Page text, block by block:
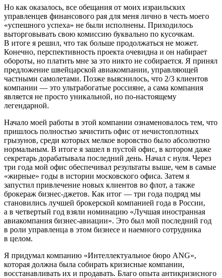
Но как оказалось, все обещания от моих израильских
управленцев финансового рая для меня лично в честь моего
«успешного успеха» не были исполнены. Приходилось
выторговывать свою комиссию буквально по кусочкам.
В итоге я решил, что так больше продолжаться не может.
Конечно, перспективность проекта очевидна и он набирает
обороты, но платить мне за это никто не собирается. Я принял
предложение швейцарской авиакомпании, управляющей
частными самолетами. Позже выяснилось, что 2/3 клиентов
компании — это ультрабогатые россияне, а сама компания
является не просто уникальной, но по-настоящему
легендарной.
Начало моей работы в этой компании ознаменовалось тем, что
пришлось полностью зачистить офис от нечистоплотных
грызунов, среди которых мелкое воровство было абсолютно
нормальным. В итоге я зашел в пустой офис, в котором даже
секретарь дорабатывала последний день. Начал с нуля. Через
три года мой офис обеспечивал результаты выше, чем в самые
«жирные» годы в истории московского офиса. Затем я
запустил привлечение новых клиентов во флот, а также
брокераж бизнес-джетов. Как итог — три года подряд мы
становились лучшей брокерской компанией года в России,
а в четвертый год взяли номинацию «Лучшая иностранная
авиакомпания бизнес-авиации». Это был мой последний год
в роли управленца в этом бизнесе и наемного сотрудника
в целом.
Я придумал компанию «Интеллектуальное бюро ANG»,
которая должна была собирать кризисные компании,
восстанавливать их и продавать. Благо опыта антикризисного